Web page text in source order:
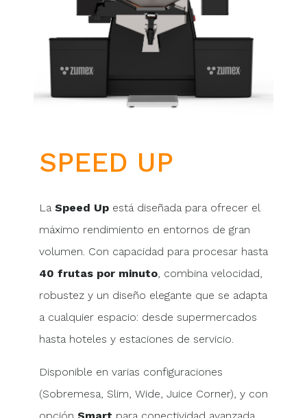
SPEED UP
La Speed Upestá diseñada para ofrecer el
máximo rendimiento en entornos de gran
volumen. Con capacidad para procesar hasta
40 frutas por minuto, combina velocidad,
robustez y un diseño elegante que se adapta
a cualquier espacio: desde supermercados
hasta hoteles y estaciones de servicio.
Disponible en varias configuraciones
(Sobremesa, Slim, Wide, Juice Corner), y con